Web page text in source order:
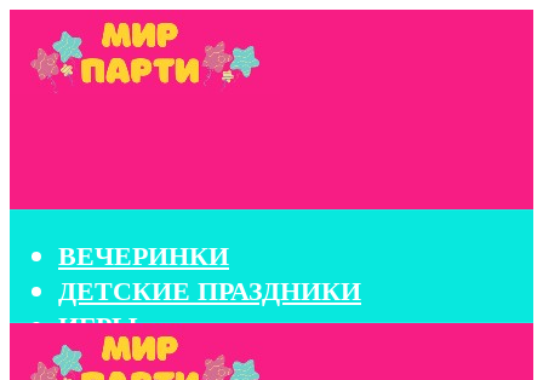
ВЕЧЕРИНКИ
ДЕТСКИЕ ПРАЗДНИКИ
ИГРЫ
КОНКУРСЫ